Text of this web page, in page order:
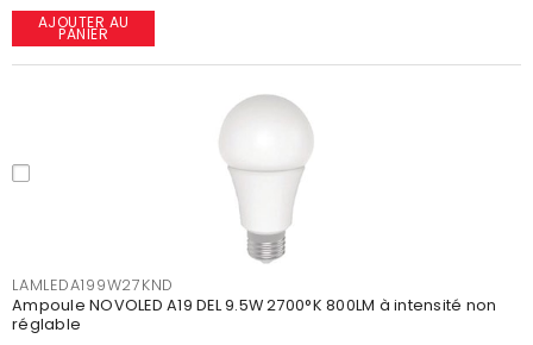
AJOUTER AU
PANIER
LAMLEDA199W27KND
Ampoule NOVOLED A19 DEL 9.5W 2700°K 800LM à intensité non
réglable